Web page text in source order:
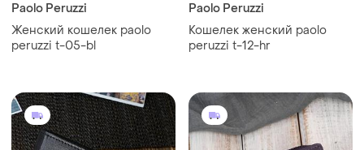
Paolo Peruzzi
Женский кошелек paolo
peruzzi t-05-bl
Paolo Peruzzi
Кошелек женский paolo
peruzzi t-12-hr